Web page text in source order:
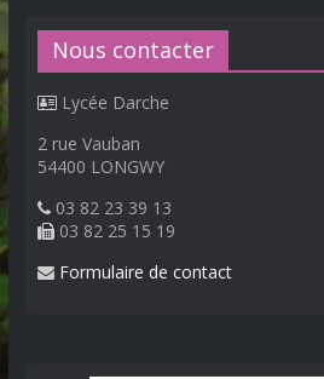
Nous contacter
Lycée Darche
2 rue Vauban
54400 LONGWY
03 82 23 39 13
03 82 25 15 19
Formulaire de contact